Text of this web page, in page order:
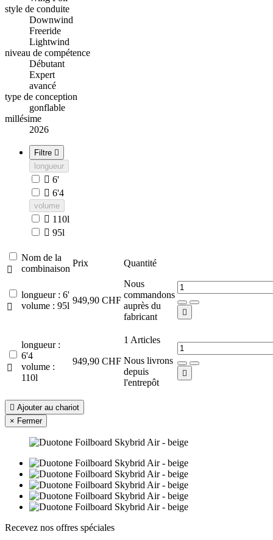
style de conduite
Downwind
Freeride
Lightwind
niveau de compétence
Débutant
Expert
avancé
type de conception
gonflable
millésime
2026
Filtre 
longueur
 6'
 6'4
volume
 110l
 95l

Nom de la
combinaison
Prix Quantité

longueur : 6'
volume : 95l
949,90 CHF
Nous
commandons
auprès du
fabricant


longueur :
6'4
volume :
110l
949,90 CHF
1 Articles
Nous livrons
depuis
l'entrepôt

 Ajouter au chariot
× Fermer
Recevez nos offres spéciales